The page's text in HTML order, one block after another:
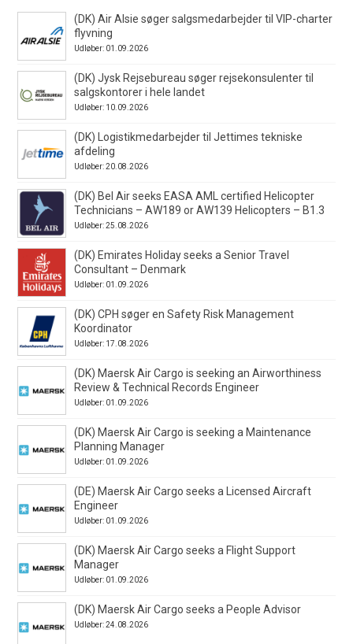
(DK) Air Alsie søger salgsmedarbejder til VIP-charter
flyvning
Udløber: 01.09.2026
(DK) Jysk Rejsebureau søger rejsekonsulenter til
salgskontorer i hele landet
Udløber: 10.09.2026
(DK) Logistikmedarbejder til Jettimes tekniske
afdeling
Udløber: 20.08.2026
(DK) Bel Air seeks EASA AML certified Helicopter
Technicians – AW189 or AW139 Helicopters – B1.3
Udløber: 25.08.2026
(DK) Emirates Holiday seeks a Senior Travel
Consultant – Denmark
Udløber: 01.09.2026
(DK) CPH søger en Safety Risk Management
Koordinator
Udløber: 17.08.2026
(DK) Maersk Air Cargo is seeking an Airworthiness
Review & Technical Records Engineer
Udløber: 01.09.2026
(DK) Maersk Air Cargo is seeking a Maintenance
Planning Manager
Udløber: 01.09.2026
(DE) Maersk Air Cargo seeks a Licensed Aircraft
Engineer
Udløber: 01.09.2026
(DK) Maersk Air Cargo seeks a Flight Support
Manager
Udløber: 01.09.2026
(DK) Maersk Air Cargo seeks a People Advisor
Udløber: 24.08.2026